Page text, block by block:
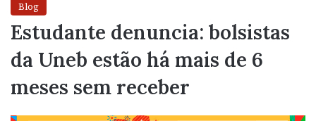
Blog
Estudante denuncia: bolsistas
da Uneb estão há mais de 6
meses sem receber